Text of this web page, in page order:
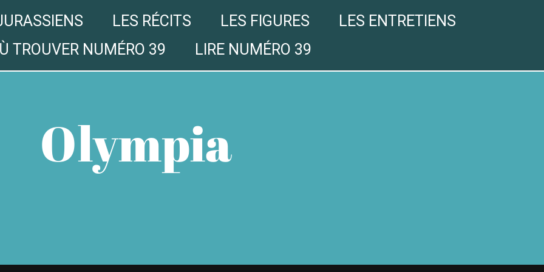
LES RÉCITS LES FIGURES
LES ENTRETIENS
TROUVER NUMÉRO 39 LIRE NUMÉRO 39
Olympia